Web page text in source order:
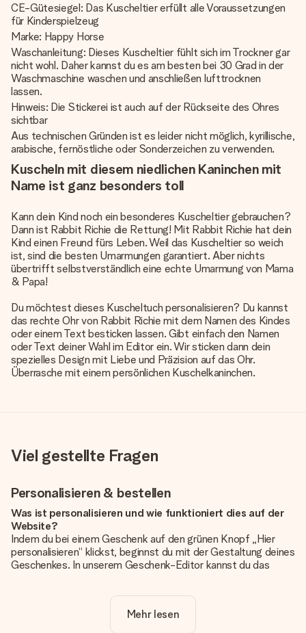
CE-Gütesiegel: Das Kuscheltier erfüllt alle Voraussetzungen
für Kinderspielzeug
Marke: Happy Horse
Waschanleitung: Dieses Kuscheltier fühlt sich im Trockner gar
nicht wohl. Daher kannst du es am besten bei 30 Grad in der
Waschmaschine waschen und anschließen lufttrocknen
lassen.
Hinweis: Die Stickerei ist auch auf der Rückseite des Ohres
sichtbar
Aus technischen Gründen ist es leider nicht möglich, kyrillische,
arabische, fernöstliche oder Sonderzeichen zu verwenden.
Kuscheln mit diesem niedlichen Kaninchen mit
Name ist ganz besonders toll
Kann dein Kind noch ein besonderes Kuscheltier gebrauchen?
Dann ist Rabbit Richie die Rettung! Mit Rabbit Richie hat dein
Kind einen Freund fürs Leben. Weil das Kuscheltier so weich
ist, sind die besten Umarmungen garantiert. Aber nichts
übertrifft selbstverständlich eine echte Umarmung von Mama
& Papa!
Du möchtest dieses Kuscheltuch personalisieren? Du kannst
das rechte Ohr von Rabbit Richie mit dem Namen des Kindes
oder einem Text besticken lassen. Gibt einfach den Namen
oder Text deiner Wahl im Editor ein. Wir sticken dann dein
spezielles Design mit Liebe und Präzision auf das Ohr.
Überrasche mit einem persönlichen Kuschelkaninchen.
Viel gestellte Fragen
Personalisieren & bestellen
Was ist personalisieren und wie funktioniert dies auf der
Website?
Indem du bei einem Geschenk auf den grünen Knopf „Hier
personalisieren“ klickst, beginnst du mit der Gestaltung deines
Geschenkes. In unserem Geschenk-Editor kannst du das
noch eines unserer angebotenen Designs, um deinem
Geschenk die perfekte Ausstrahlung zu verleihen.
Mehr lesen